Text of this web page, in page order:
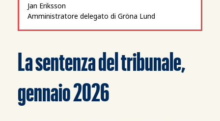
Jan Eriksson
Amministratore delegato di Gröna Lund
La sentenza del tribunale,
gennaio 2026